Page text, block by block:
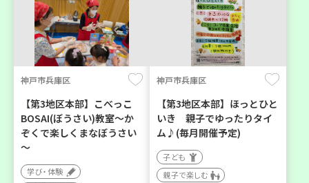
神戸市兵庫区
【第3地区本部】こべっこ
BOSAI(ぼうさい)教室～か
ぞくで楽しくまなぼうさい
～
学び・体験
神戸市兵庫区
【第3地区本部】ほっとひと
いき 親子でゆったりタイ
ム♪(毎月開催予定)
子ども
親子で楽しむ